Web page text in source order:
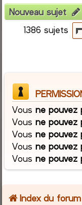
Nouveau sujet
1386 sujets
Vousne pouvez
Vousne pouvez
Vousne pouvez
Vousne pouvez
Vousne pouvez
Index du forum